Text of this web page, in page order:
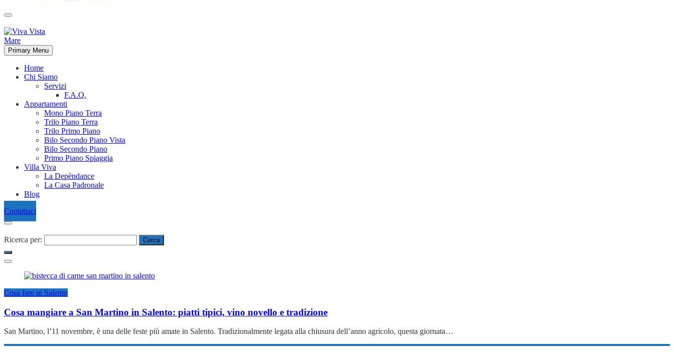
Primary Menu
Home
Chi Siamo
Servizi
F.A.Q.
Appartamenti
Mono Piano Terra
Trilo Piano Terra
Trilo Primo Piano
Bilo Secondo Piano Vista
Bilo Secondo Piano
Primo Piano Spiaggia
Villa Viva
La Depèndance
La Casa Padronale
Blog
Contattaci
Ricerca per:
Cosa fare in Salento
Cosa mangiare a San Martino in Salento: piatti tipici, vino novello e tradizione
San Martino, l’11 novembre, è una delle feste più amate in Salento. Tradizionalmente legata alla chiusura dell’anno agricolo, questa giornata…